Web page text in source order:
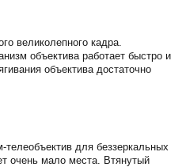
великолепного кадра.
объектива работает быстро и
объектива достаточно
для беззеркальных
очень мало места. Втянутый